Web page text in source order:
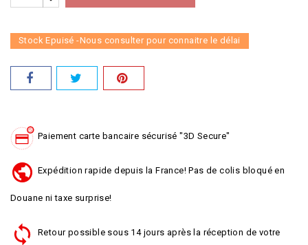
Stock Epuisé -Nous consulter pour connaitre le délai
Paiement carte bancaire sécurisé "3D Secure"
Expédition rapide depuis la France! Pas de colis bloqué en
Douane ni taxe surprise!
Retour possible sous 14 jours après la réception de votre